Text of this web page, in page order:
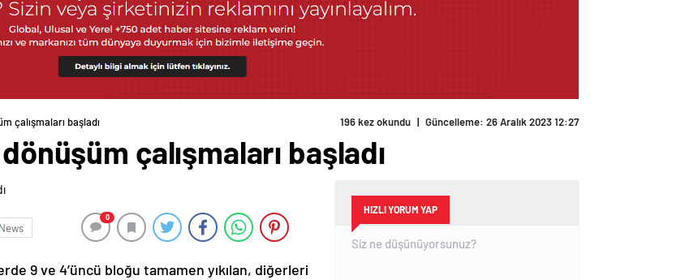
çalışmaları başladı 196 kez okundu | Güncelleme: 26 Aralık 2023 12:27
çalışmaları başladı
News
0
9 ve 4’üncü bloğu tamamen yıkılan, diğerleri
HIZLI YORUM YAP